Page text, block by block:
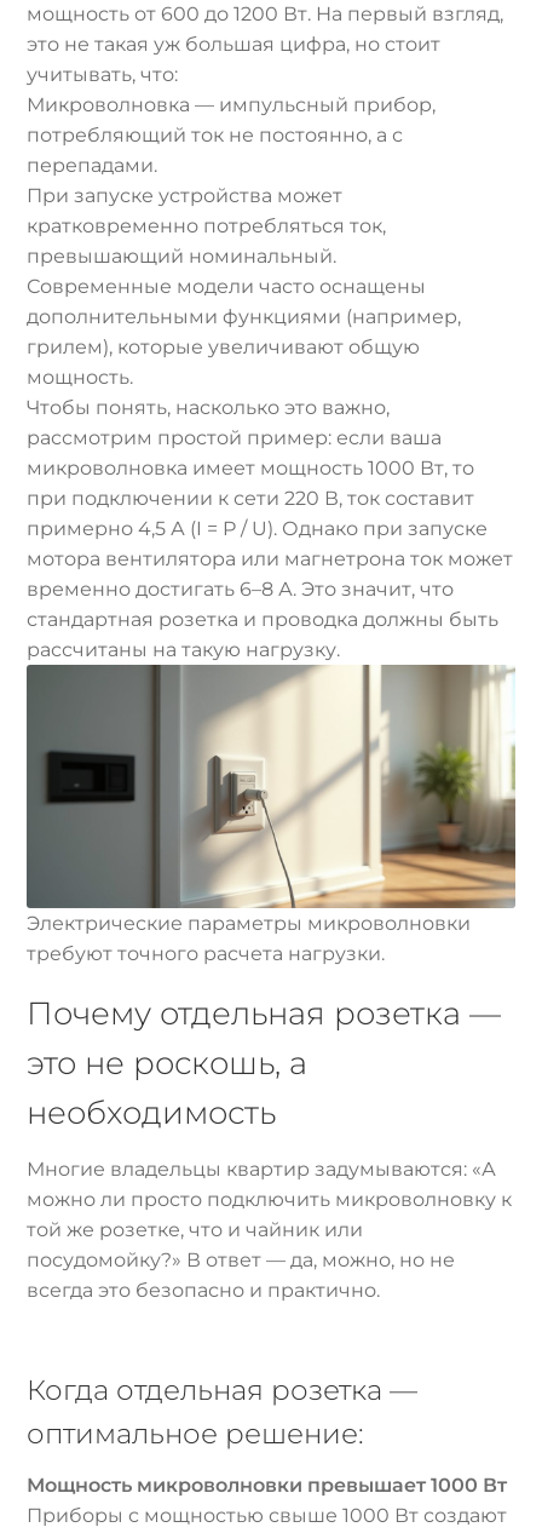
мощность от 600 до 1200 Вт. На первый взгляд,
это не такая уж большая цифра, но стоит
учитывать, что:
Микроволновка — импульсный прибор,
потребляющий ток не постоянно, а с
перепадами.
При запуске устройства может
кратковременно потребляться ток,
превышающий номинальный.
Современные модели часто оснащены
дополнительными функциями (например,
грилем), которые увеличивают общую
мощность.
Чтобы понять, насколько это важно,
рассмотрим простой пример: если ваша
микроволновка имеет мощность 1000 Вт, то
при подключении к сети 220 В, ток составит
примерно 4,5 А (I = P / U). Однако при запуске
мотора вентилятора или магнетрона ток может
временно достигать 6–8 А. Это значит, что
стандартная розетка и проводка должны быть
рассчитаны на такую нагрузку.
Электрические параметры микроволновки
требуют точного расчета нагрузки.
Почему отдельная розетка —
это не роскошь, а
необходимость
Многие владельцы квартир задумываются: «А
можно ли просто подключить микроволновку к
той же розетке, что и чайник или
посудомойку?» В ответ — да, можно, но не
всегда это безопасно и практично.
Когда отдельная розетка —
оптимальное решение:
Мощность микроволновки превышает 1000 Вт
Приборы с мощностью свыше 1000 Вт создают